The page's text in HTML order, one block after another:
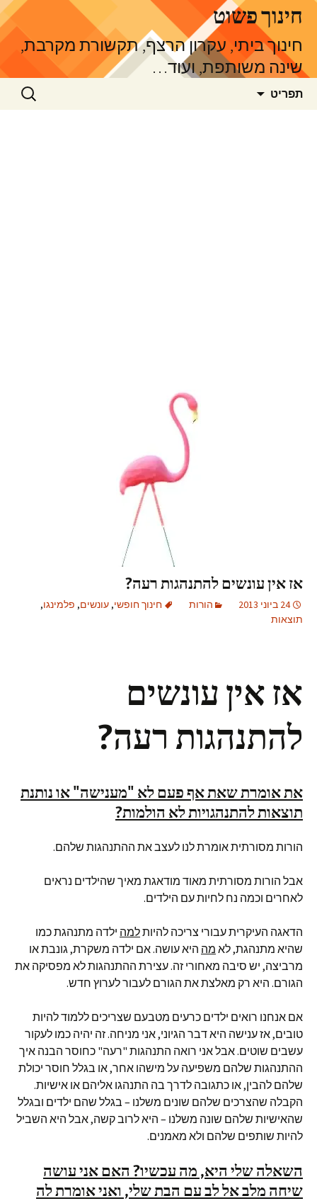
לדלג
לתוכןחינוך פשוט
חינוך ביתי, עקרון הרצף, תקשורת מקרבת,
שינה משותפת, ועוד…
תפריט חיפוש:
אז אין עונשים להתנהגות רעה?
24 ביוני 2013 הורות חינוך חופשי, עונשים, פלמינגו,
תוצאות
אז אין עונשים
להתנהגות רעה?
את אומרת שאת אף פעם לא "מענישה" או נותנת
תוצאות להתנהגויות לא הולמות?
הורות מסורתית אומרת לנו לעצב את ההתנהגות שלהם.
אבל הורות מסורתית מאוד מודאגת מאיך שהילדים נראים
לאחרים וכמה נח לחיות עם הילדים.
הדאגה העיקרית עבורי צריכה להיותלמה ילדה מתנהגת כמו
שהיא מתנהגת, לא מה היא עושה. אם ילדה משקרת, גונבת או
מרביצה, יש סיבה מאחורי זה. עצירת ההתנהגות לא מפסיקה את
הגורם. היא רק מאלצת את הגורם לעבור לערוץ חדש.
אם אנחנו רואים ילדים כרעים מטבעם שצריכים ללמוד להיות
טובים, אז ענישה היא דבר הגיוני, אני מניחה. זה יהיה כמו לעקור
עשבים שוטים. אבל אני רואה התנהגות "רעה" כחוסר הבנה איך
ההתנהגות שלהם משפיעה על מישהו אחר, או בגלל חוסר יכולת
שלהם להבין, או כתגובה לדרך בה התנהגו אליהם או אישיות.
הקבלה שהצרכים שלהם שונים משלנו – בגלל שהם ילדים ובגלל
שהאישיות שלהם שונה משלנו – היא לרוב קשה, אבל היא השביל
להיות שותפים שלהם ולא מאמנים.
השאלה שלי היא, מה עכשיו? האם אני עושה
שיחה מלב אל לב עם הבת שלי, ואני אומרת לה